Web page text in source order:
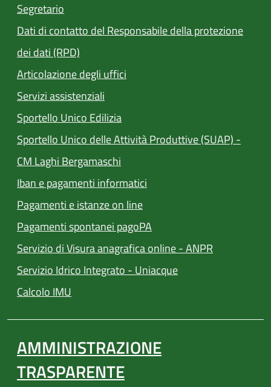
Segretario
Dati di contatto del Responsabile della protezione
dei dati (RPD)
Articolazione degli uffici
Servizi assistenziali
Sportello Unico Edilizia
Sportello Unico delle Attività Produttive (SUAP) -
CM Laghi Bergamaschi
Iban e pagamenti informatici
Pagamenti e istanze on line(apre in un'altra scheda).
Pagamenti spontanei pagoPA
Servizio di Visura anagrafica online - ANPR
Servizio Idrico Integrato - Uniacque(apre in un'altra
Calcolo IMU
AMMINISTRAZIONE
TRASPARENTE